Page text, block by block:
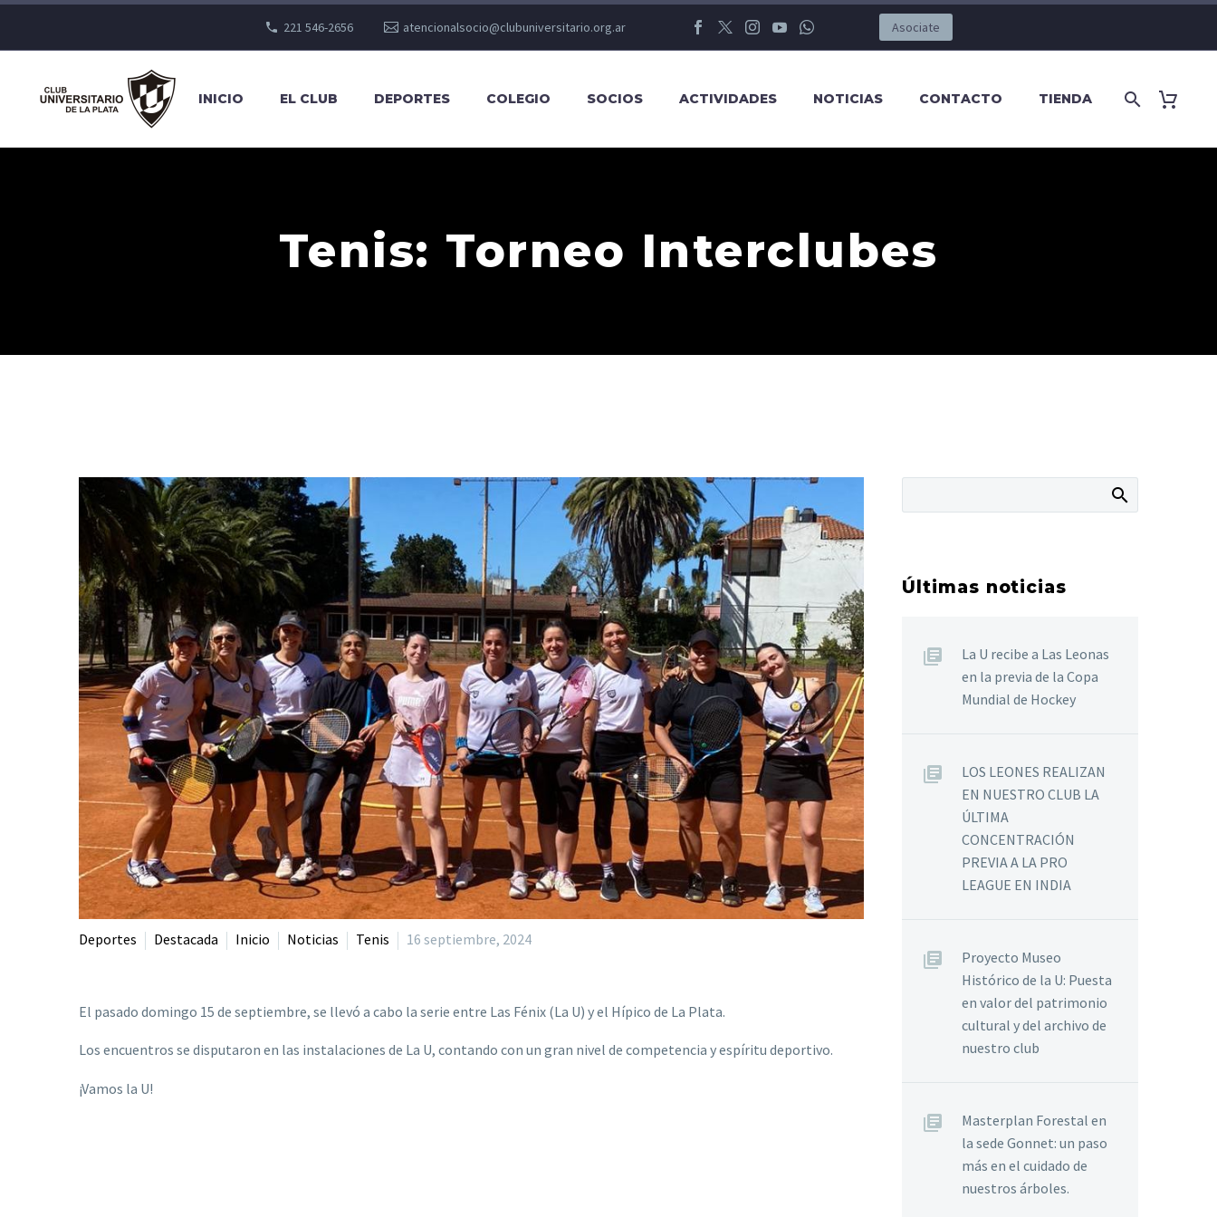
221 546-2656 atencionalsocio@clubuniversitario.org.ar Asociate
INICIO EL CLUB DEPORTES COLEGIO SOCIOS ACTIVIDADES NOTICIAS CONTACTO TIENDA
Tenis: Torneo Interclubes
Deportes Destacada Inicio Noticias Tenis 16 septiembre, 2024
El pasado domingo 15 de septiembre, se llevó a cabo la serie entre Las Fénix (La U) y el Hípico de La Plata.
Los encuentros se disputaron en las instalaciones de La U, contando con un gran nivel de competencia y espíritu deportivo.
¡Vamos la U!
Últimas noticias
La U recibe a Las Leonas
en la previa de la Copa
Mundial de Hockey
LOS LEONES REALIZAN
EN NUESTRO CLUB LA
ÚLTIMA
CONCENTRACIÓN
PREVIA A LA PRO
LEAGUE EN INDIA
Proyecto Museo
Histórico de la U: Puesta
en valor del patrimonio
cultural y del archivo de
nuestro club
Masterplan Forestal en
la sede Gonnet: un paso
más en el cuidado de
nuestros árboles.